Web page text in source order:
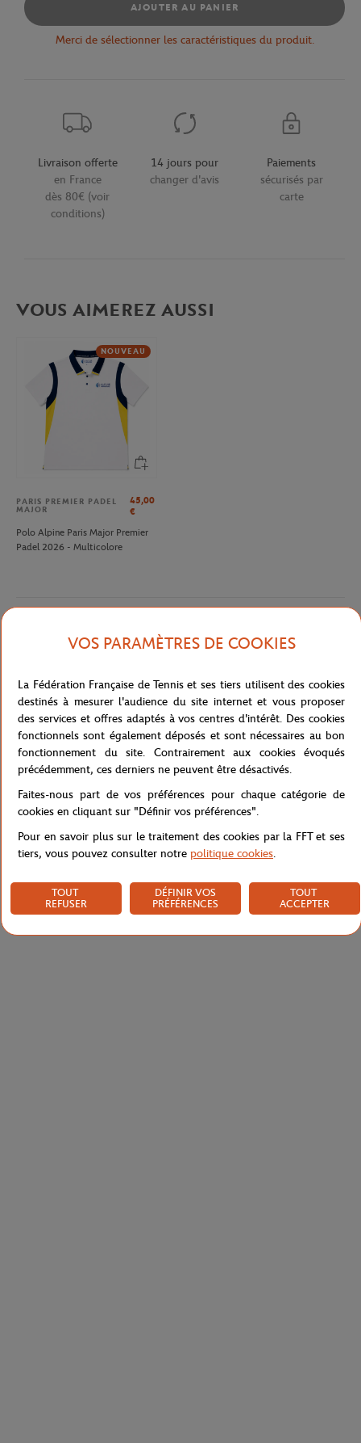
AJOUTER AU PANIER
Merci de sélectionner les caractéristiques du produit.
Livraison offerte
en France
dès 80€ (voir
conditions)
14 jours pour
changer d'avis
Paiements
sécurisés par
carte
VOUS AIMEREZ AUSSI
NOUVEAU
PARIS PREMIER PADEL
MAJOR
45,00
€
Polo Alpine Paris Major Premier
Padel 2026 - Multicolore
Description détaillée
Vous trouverez dans le dos de ce t-shirt 13 affiches emblématiques
de Roland-Garros depuis 2007. Au centre vous trouverez l'affiche
officielle 2019
Référence :RTSM1219-MAR
Caractéristiques
Livraison et retours
VOS PARAMÈTRES DE COOKIES
La Fédération Française de Tennis et ses tiers utilisent des cookies
destinés à mesurer l'audience du site internet et vous proposer
des services et offres adaptés à vos centres d'intérêt. Des cookies
fonctionnels sont également déposés et sont nécessaires au bon
fonctionnement du site. Contrairement aux cookies évoqués
précédemment, ces derniers ne peuvent être désactivés.
Faites-nous part de vos préférences pour chaque catégorie de
cookies en cliquant sur "Définir vos préférences".
Pour en savoir plus sur le traitement des cookies par la FFT et ses
tiers, vous pouvez consulter notre politique cookies.
TOUT
REFUSER
DÉFINIR VOS
PRÉFÉRENCES
TOUT
ACCEPTER